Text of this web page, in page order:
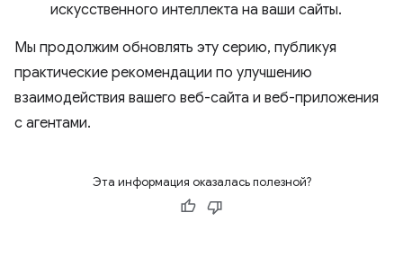
искусственного интеллекта на ваши сайты.
Мы продолжим обновлять эту серию, публикуя
практические рекомендации по улучшению
взаимодействия вашего веб-сайта и веб-приложения
с агентами.
Эта информация оказалась полезной?